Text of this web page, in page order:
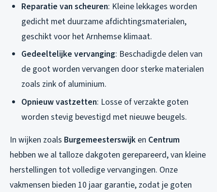
Reparatie van scheuren: Kleine lekkages worden
gedicht met duurzame afdichtingsmaterialen,
geschikt voor het Arnhemse klimaat.
Gedeeltelijke vervanging: Beschadigde delen van
de goot worden vervangen door sterke materialen
zoals zink of aluminium.
Opnieuw vastzetten: Losse of verzakte goten
worden stevig bevestigd met nieuwe beugels.
In wijken zoals Burgemeesterswijk en Centrum
hebben we al talloze dakgoten gerepareerd, van kleine
herstellingen tot volledige vervangingen. Onze
vakmensen bieden 10 jaar garantie, zodat je goten